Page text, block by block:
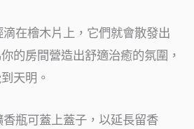
在檜木片上，它們就會散發出
的房間營造出舒適治癒的氛圍，
天明。
瓶可蓋上蓋子，以延長留香